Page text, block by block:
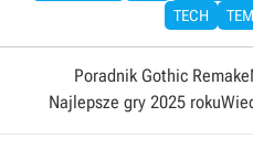
TECH
Poradnik Gothic Remake
Najlepsze gry 2025 roku